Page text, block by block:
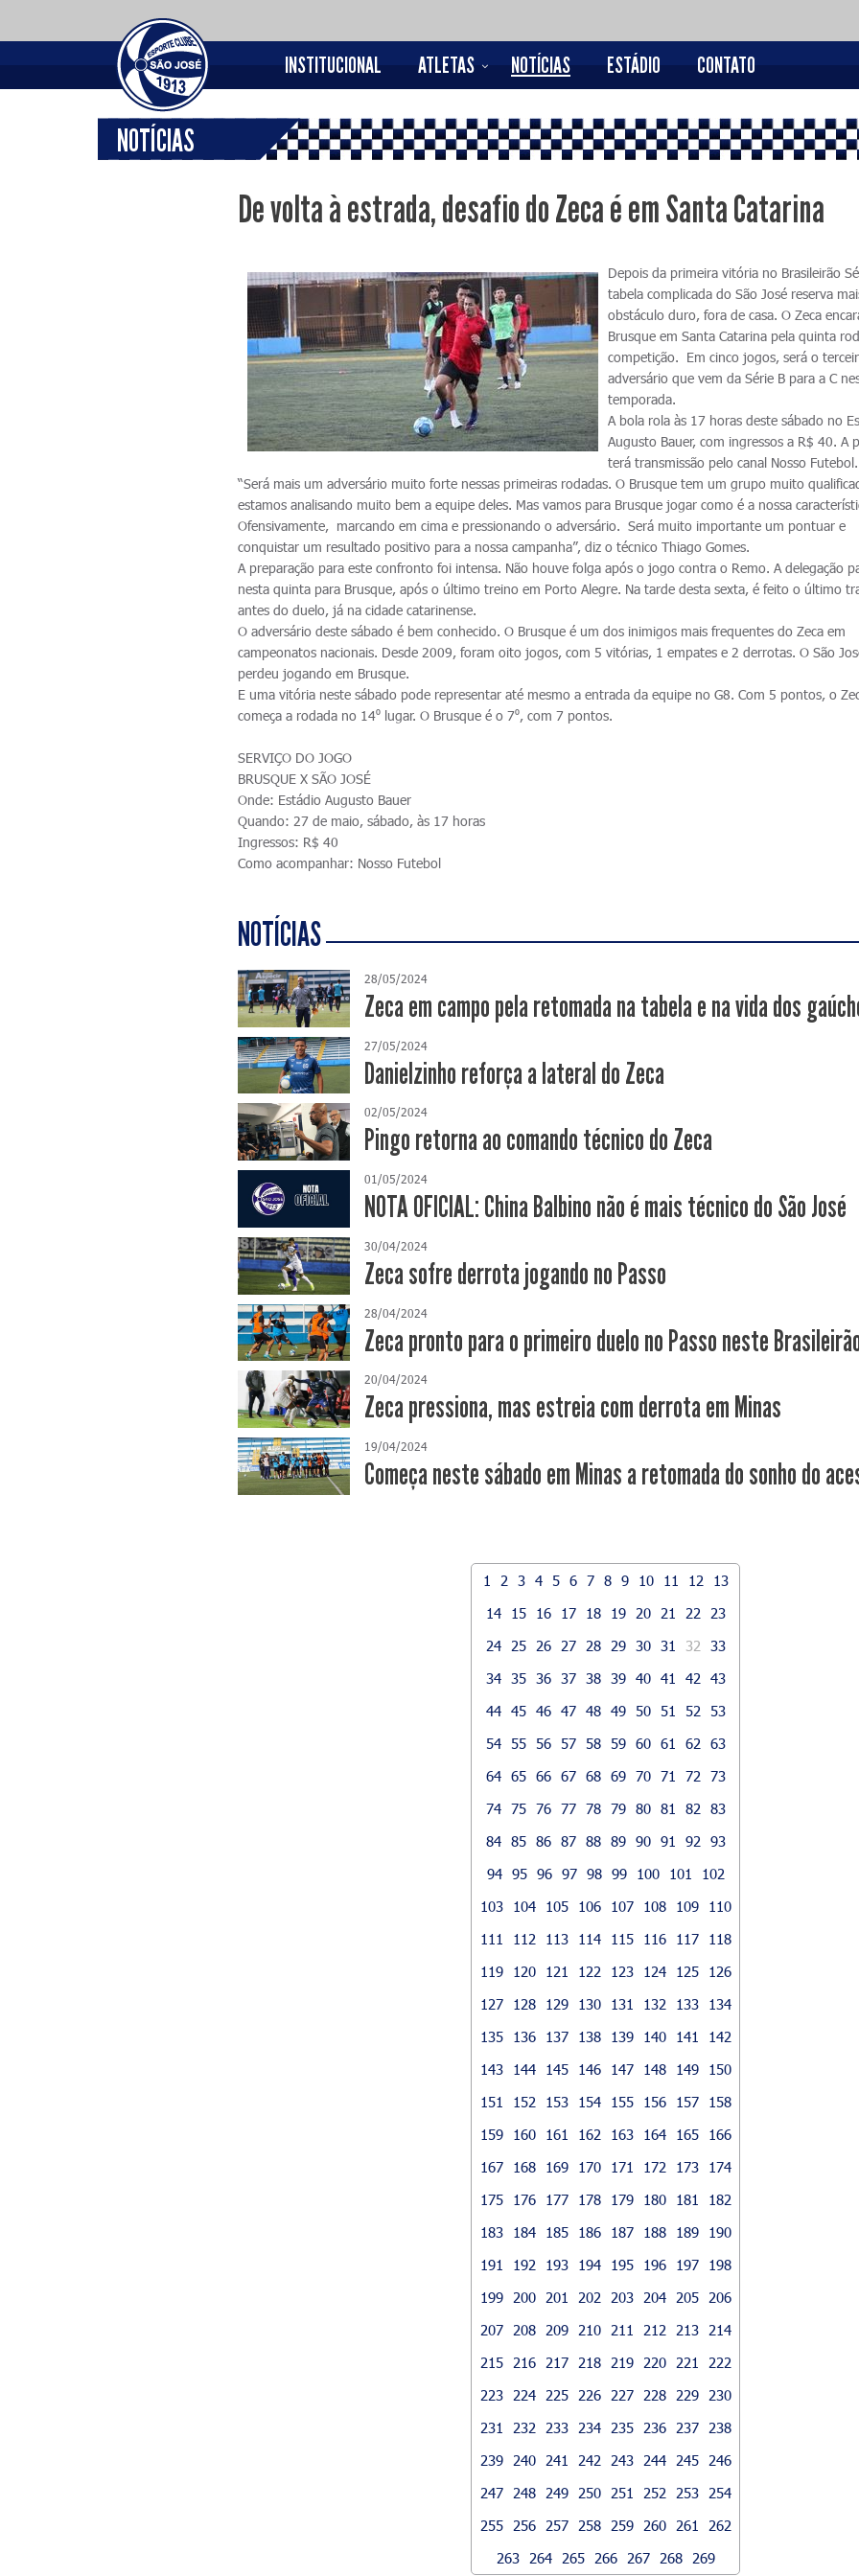
INSTITUCIONAL ATLETAS NOTÍCIAS ESTÁDIO CONTATO
NOTÍCIAS
De volta à estrada, desafio do Zeca é em Santa Catarina
Depois da primeira vitória no Brasileirão
tabela complicada do São José reserva
obstáculo duro, fora de casa. O Zeca
Brusque em Santa Catarina pela quinta
competição. Em cinco jogos, será o
adversário que vem da Série B para a C
temporada.
A bola rola às 17 horas deste sábado no
Augusto Bauer, com ingressos a R$ 40. A
terá transmissão pelo canal Nosso
“Será mais um adversário muito forte nessas primeiras rodadas. O Brusque tem um grupo muito
estamos analisando muito bem a equipe deles. Mas vamos para Brusque jogar como é a nossa
Ofensivamente, marcando em cima e pressionando o adversário. Será muito importante um pontuar e
conquistar um resultado positivo para a nossa campanha”, diz o técnico Thiago Gomes.
A preparação para este confronto foi intensa. Não houve folga após o jogo contra o Remo. A delegação
nesta quinta para Brusque, após o último treino em Porto Alegre. Na tarde desta sexta, é feito o último
antes do duelo, já na cidade catarinense.
O adversário deste sábado é bem conhecido. O Brusque é um dos inimigos mais frequentes do Zeca em
campeonatos nacionais. Desde 2009, foram oito jogos, com 5 vitórias, 1 empates e 2 derrotas. O São
perdeu jogando em Brusque.
E uma vitória neste sábado pode representar até mesmo a entrada da equipe no G8. Com 5 pontos, o
começa a rodada no 14⁰ lugar. O Brusque é o 7⁰, com 7 pontos.
SERVIÇO DO JOGO
BRUSQUE X SÃO JOSÉ
Onde: Estádio Augusto Bauer
Quando: 27 de maio, sábado, às 17 horas
Ingressos: R$ 40
Como acompanhar: Nosso Futebol
NOTÍCIAS
28/05/2024
Zeca em campo pela retomada na tabela e na vida dos
27/05/2024
Danielzinho reforça a lateral do Zeca
02/05/2024
Pingo retorna ao comando técnico do Zeca
01/05/2024
NOTA OFICIAL: China Balbino não é mais técnico do São José
30/04/2024
Zeca sofre derrota jogando no Passo
28/04/2024
Zeca pronto para o primeiro duelo no Passo neste
20/04/2024
Zeca pressiona, mas estreia com derrota em Minas
19/04/2024
Começa neste sábado em Minas a retomada do sonho do
1 2 3 4 5 6 7 8 9 10 11 12
13
14
15 16 17 18 19 20 21 22
23
24
25 26 27 28 29 30 31 32
33
34 35 36 37 38 39 40 41 42
43
44 45 46 47 48 49 50 51 52
53
54 55 56 57 58 59 60 61 62
63
64 65 66 67 68 69 70 71 72
73
74 75 76 77 78 79 80 81 82
83
84 85 86 87 88 89 90 91 92
93
94 95 96 97 98 99 100 101
102
103
104 105 106 107 108 109
110
111
112 113 114 115 116 117
118
119
120 121 122 123 124 125
126
127
128 129 130 131 132 133
134
135
136 137 138 139 140 141
142
143
144 145 146 147 148 149
150
151
152 153 154 155 156 157
158
159
160 161 162 163 164 165
166
167
168 169 170 171 172 173
174
175
176 177 178 179 180 181
182
183
184 185 186 187 188 189
190
191
192 193 194 195 196 197
198
199
200 201 202 203 204 205
206
207
208 209 210 211 212 213
214
215
216 217 218 219 220 221
222
223
224 225 226 227 228 229
230
231
232 233 234 235 236 237
238
239
240 241 242 243 244 245
246
247
248 249 250 251 252 253
254
255
256 257 258 259 260 261
262
263
264 265 266 267 268 269